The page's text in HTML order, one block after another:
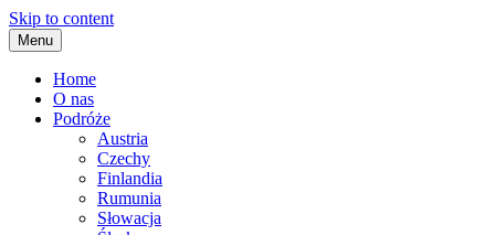
Skip to content
Menu
Home
O nas
Podróże
Austria
Czechy
Finlandia
Rumunia
Słowacja